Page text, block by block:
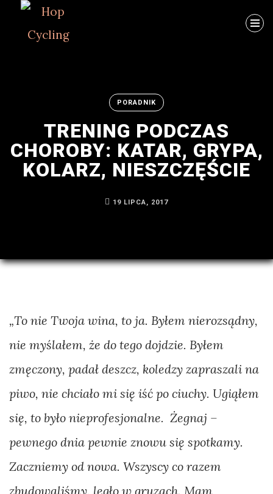
PORADNIK
TRENING PODCZAS
CHOROBY: KATAR, GRYPA,
KOLARZ, NIESZCZĘŚCIE
19 LIPCA, 2017
„To nie Twoja wina, to ja. Byłem nierozsądny,
nie myślałem, że do tego dojdzie. Byłem
zmęczony, padał deszcz, koledzy zapraszali na
piwo, nie chciało mi się iść po ciuchy. Ugiąłem
się, to było nieprofesjonalne. Żegnaj –
pewnego dnia pewnie znowu się spotkamy.
Zaczniemy od nowa. Wszyscy co razem
zbudowaliśmy, legło w gruzach. Mam
Szukaj
w
małym
kołem
bikepacking
Bali.